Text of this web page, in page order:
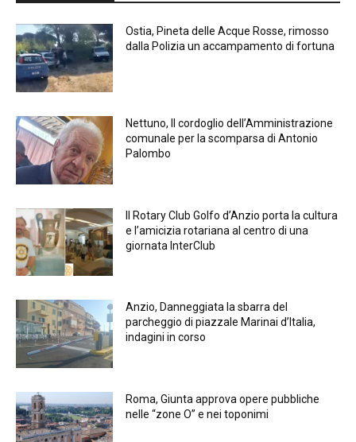
Ostia, Pineta delle Acque Rosse, rimosso
dalla Polizia un accampamento di fortuna
Nettuno, Il cordoglio dell’Amministrazione
comunale per la scomparsa di Antonio
Palombo
Il Rotary Club Golfo d’Anzio porta la cultura
e l’amicizia rotariana al centro di una
giornata InterClub
Anzio, Danneggiata la sbarra del
parcheggio di piazzale Marinai d’Italia,
indagini in corso
Roma, Giunta approva opere pubbliche
nelle “zone O” e nei toponimi